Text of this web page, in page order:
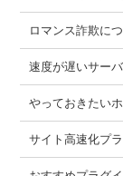
ロマンス詐欺に
速度が遅いサー
やっておきたい
サイト高速化プ